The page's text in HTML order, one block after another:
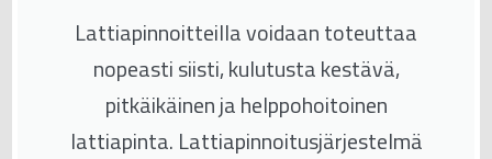
Lattiapinnoitteilla voidaan toteuttaa
nopeasti siisti, kulutusta kestävä,
pitkäikäinen ja helppohoitoinen
lattiapinta. Lattiapinnoitusjärjestelmä